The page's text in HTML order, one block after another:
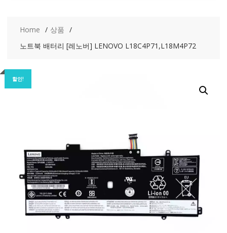
Home
상품
노트북 배터리 [레노버] LENOVO L18C4P71,L18M4P72
할인!